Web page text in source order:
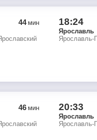
44мин
18:24
Ярославль
Ярославль-
46мин
20:33
Ярославль
Ярославль-